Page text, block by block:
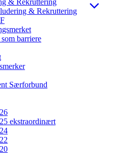
& Rekruttering
& Rekruttering
barriere
Særforbund
ekstraordinært